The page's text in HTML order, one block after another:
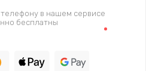
руб.
диска
в нашем сервисе
бесплатны